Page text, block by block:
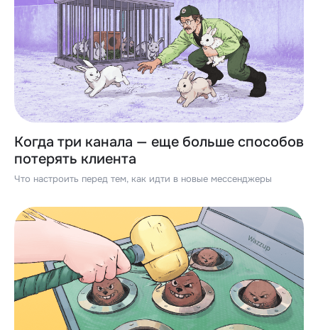
Когда три канала — еще больше способов
потерять клиента
Что настроить перед тем, как идти в новые мессенджеры